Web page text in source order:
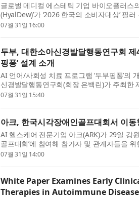
글로벌 메디컬 에스테틱 기업 바이오플러스
(HyalDew)’가 ‘2026 한국의 소비자대상’ 필
이 직접 선택한 이번 수상은 단순한 브...
07월 31일 16:00
두부, 대한소아신경발달행동연구회
핑퐁’ 설계 소개
AI 언어/사회성 치료 프로그램 ‘두부핑퐁’의
신경발달행동연구회(회장 은백린)가 주최
이번 심포지엄은 ‘언어발달 지연 아동...
07월 31일 15:40
아크, 한국시각장애인골프대회서 이동
AI 헬스케어 전문기업 아크(ARK)가 29일 강
골프대회’에 참여해 참가자 및 관계자들을
공적으로 운영했다고 밝혔다. 이번 대...
07월 31일 14:00
White Paper Examines Early
Therapies in Autoimmune Disease